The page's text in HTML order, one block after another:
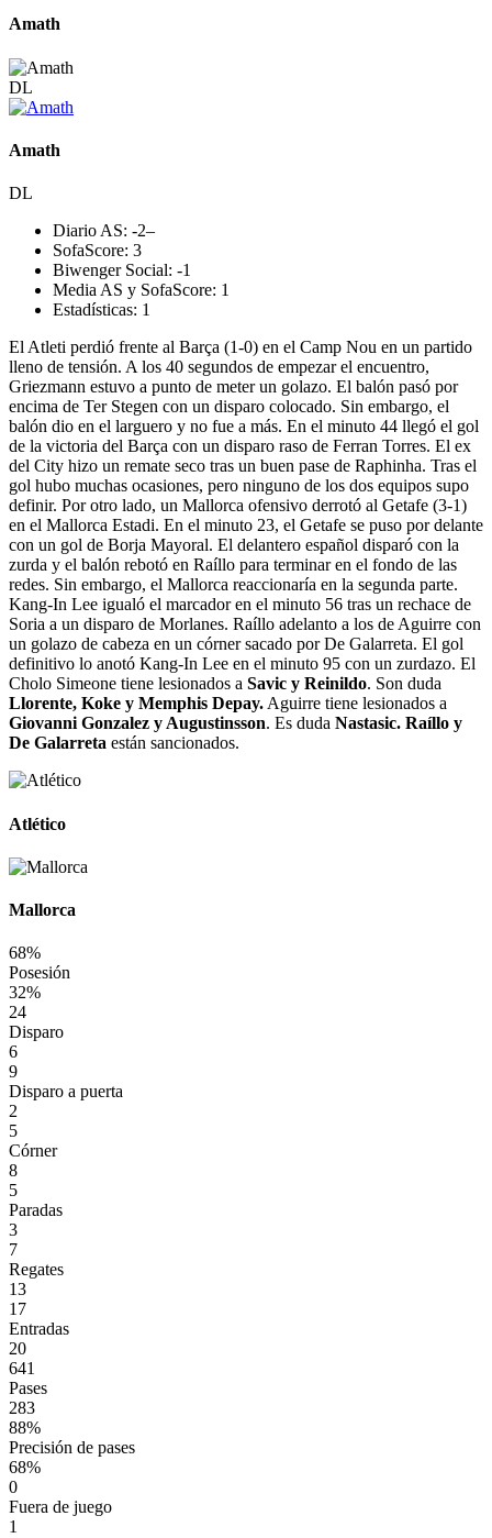
Amath
DL
Amath
DL
Diario AS: -2–
SofaScore: 3
Biwenger Social: -1
Media AS y SofaScore: 1
Estadísticas: 1
El Atleti perdió frente al Barça (1-0) en el Camp Nou en un partido
lleno de tensión. A los 40 segundos de empezar el encuentro,
Griezmann estuvo a punto de meter un golazo. El balón pasó por
encima de Ter Stegen con un disparo colocado. Sin embargo, el
balón dio en el larguero y no fue a más. En el minuto 44 llegó el gol
de la victoria del Barça con un disparo raso de Ferran Torres. El ex
del City hizo un remate seco tras un buen pase de Raphinha. Tras el
gol hubo muchas ocasiones, pero ninguno de los dos equipos supo
definir. Por otro lado, un Mallorca ofensivo derrotó al Getafe (3-1)
en el Mallorca Estadi. En el minuto 23, el Getafe se puso por delante
con un gol de Borja Mayoral. El delantero español disparó con la
zurda y el balón rebotó en Raíllo para terminar en el fondo de las
redes. Sin embargo, el Mallorca reaccionaría en la segunda parte.
Kang-In Lee igualó el marcador en el minuto 56 tras un rechace de
Soria a un disparo de Morlanes. Raíllo adelanto a los de Aguirre con
un golazo de cabeza en un córner sacado por De Galarreta. El gol
definitivo lo anotó Kang-In Lee en el minuto 95 con un zurdazo. El
Cholo Simeone tiene lesionados a Savic y Reinildo. Son duda
Llorente, Koke y Memphis Depay. Aguirre tiene lesionados a
Giovanni Gonzalez y Augustinsson. Es duda Nastasic. Raíllo y
De Galarreta están sancionados.
Atlético
Mallorca
68%
Posesión
32%
24
Disparo
6
9
Disparo a puerta
2
5
Córner
8
5
Paradas
3
7
Regates
13
17
Entradas
20
641
Pases
283
88%
Precisión de pases
68%
0
Fuera de juego
1